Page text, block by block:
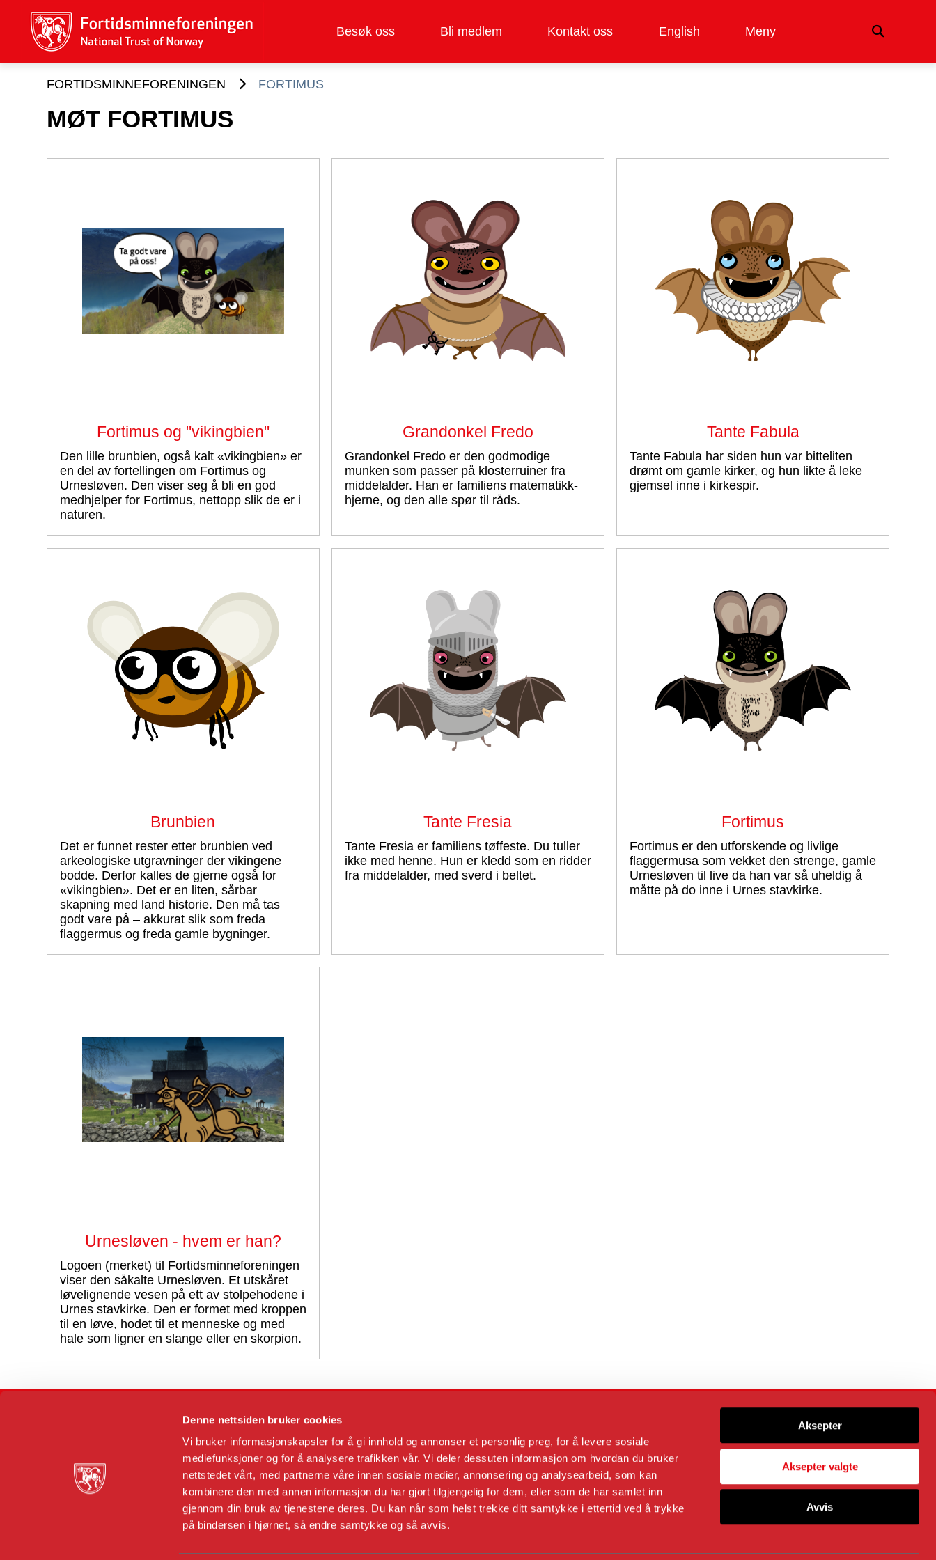
Denne nettsiden bruker cookies
Vi bruker informasjonskapsler for å gi innhold og annonser et personlig preg, for å levere sosiale
mediefunksjoner og for å analysere trafikken vår. Vi deler dessuten informasjon om hvordan du bruker
nettstedet vårt, med partnerne våre innen sosiale medier, annonsering og analysearbeid, som kan
kombinere den med annen informasjon du har gjort tilgjengelig for dem, eller som de har samlet inn
gjennom din bruk av tjenestene deres. Du kan når som helst trekke ditt samtykke i ettertid ved å trykke
på bindersen i hjørnet, så endre samtykke og så avvis.
Aksepter
Aksepter valgte
Avvis
Besøk oss Bli medlem Kontakt oss English Meny
FORTIDSMINNEFORENINGEN FORTIMUS
MØT FORTIMUS
Fortimus og "vikingbien"
Den lille brunbien, også kalt «vikingbien» er
en del av fortellingen om Fortimus og
Urnesløven. Den viser seg å bli en god
medhjelper for Fortimus, nettopp slik de er i
naturen.
Grandonkel Fredo
Grandonkel Fredo er den godmodige
munken som passer på klosterruiner fra
middelalder. Han er familiens matematikk-
hjerne, og den alle spør til råds.
Tante Fabula
Tante Fabula har siden hun var bitteliten
drømt om gamle kirker, og hun likte å leke
gjemsel inne i kirkespir.
Brunbien
Det er funnet rester etter brunbien ved
arkeologiske utgravninger der vikingene
bodde. Derfor kalles de gjerne også for
«vikingbien». Det er en liten, sårbar
skapning med land historie. Den må tas
godt vare på – akkurat slik som freda
flaggermus og freda gamle bygninger.
Tante Fresia
Tante Fresia er familiens tøffeste. Du tuller
ikke med henne. Hun er kledd som en ridder
fra middelalder, med sverd i beltet.
Fortimus
Fortimus er den utforskende og livlige
flaggermusa som vekket den strenge, gamle
Urnesløven til live da han var så uheldig å
måtte på do inne i Urnes stavkirke.
Urnesløven - hvem er han?
Logoen (merket) til Fortidsminneforeningen
viser den såkalte Urnesløven. Et utskåret
løvelignende vesen på ett av stolpehodene i
Urnes stavkirke. Den er formet med kroppen
til en løve, hodet til et menneske og med
hale som ligner en slange eller en skorpion.
Dronningens gate 11
N-0152 Oslo
Kommunikasjonssjef og ansvarlig redaktør
Alt innhold © Fortidsminneforeningen
Cookies
Utviklet av 07 Media Sør. Design: Storybold